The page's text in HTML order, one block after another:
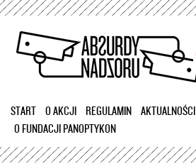
Przejdź
treści
START O AKCJI REGULAMIN
AKTUALNOŚCI
O FUNDACJI PANOPTYKON